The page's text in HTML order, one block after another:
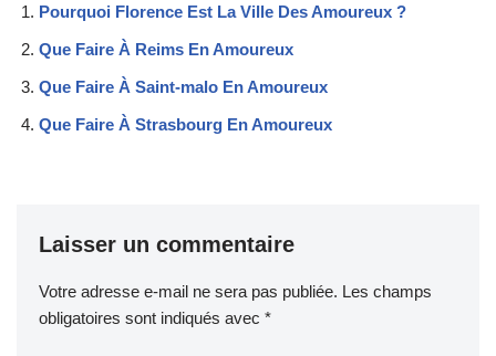
Pourquoi Florence Est La Ville Des Amoureux ?
Que Faire À Reims En Amoureux
Que Faire À Saint-malo En Amoureux
Que Faire À Strasbourg En Amoureux
Laisser un commentaire
Votre adresse e-mail ne sera pas publiée. Les champs
obligatoires sont indiqués avec *